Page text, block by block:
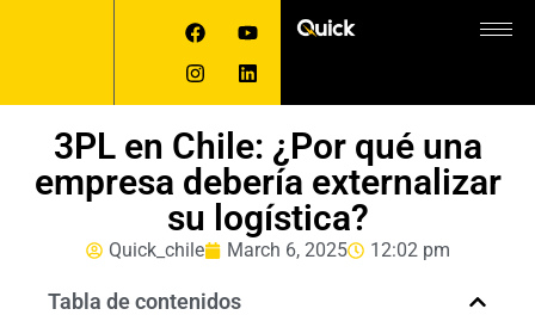
3PL en Chile: ¿Por qué una
empresa debería externalizar
su logística?
Quick_chile March 6, 2025 12:02 pm
Tabla de contenidos